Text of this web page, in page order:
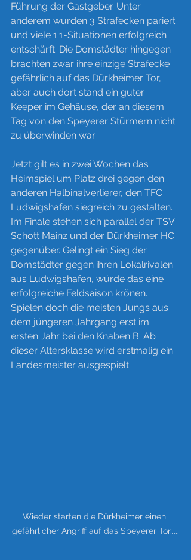
Führung der Gastgeber. Unter
anderem wurden 3 Strafecken pariert
und viele 1:1-Situationen erfolgreich
entschärft. Die Domstädter hingegen
brachten zwar ihre einzige Strafecke
gefährlich auf das Dürkheimer Tor,
aber auch dort stand ein guter
Keeper im Gehäuse, der an diesem
Tag von den Speyerer Stürmern nicht
zu überwinden war.
Jetzt gilt es in zwei Wochen das
Heimspiel um Platz drei gegen den
anderen Halbinalverlierer, den TFC
Ludwigshafen siegreich zu gestalten.
Im Finale stehen sich parallel der TSV
Schott Mainz und der Dürkheimer HC
gegenüber. Gelingt ein Sieg der
Domstädter gegen ihren Lokalrivalen
aus Ludwigshafen, würde das eine
erfolgreiche Feldsaison krönen.
Spielen doch die meisten Jungs aus
dem jüngeren Jahrgang erst im
ersten Jahr bei den Knaben B. Ab
dieser Altersklasse wird erstmalig ein
Landesmeister ausgespielt.
Wieder starten die Dürkheimer einen
gefährlicher Angriff auf das Speyerer Tor.....